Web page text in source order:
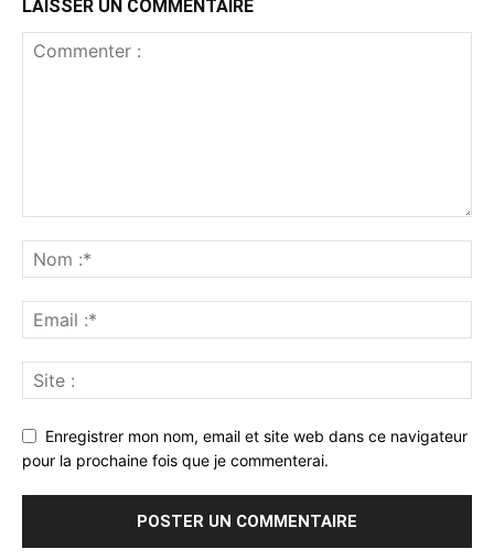
LAISSER UN COMMENTAIRE
Enregistrer mon nom, email et site web dans ce navigateur
pour la prochaine fois que je commenterai.